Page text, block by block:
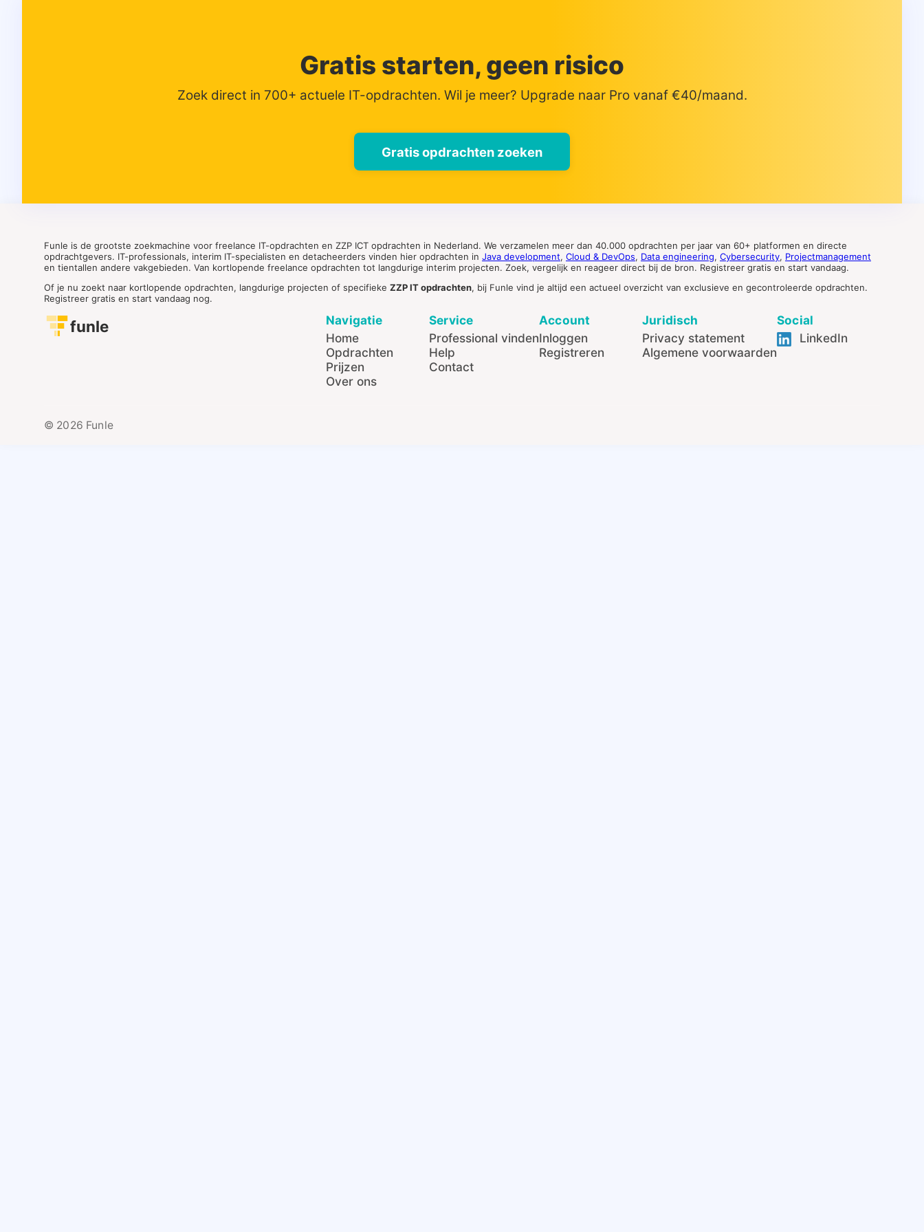
Gratis starten, geen risico
Zoek direct in 700+ actuele IT-opdrachten. Wil je meer? Upgrade naar Pro vanaf €40/maand.
Gratis opdrachten zoeken
Funle is de grootste zoekmachine voor freelance IT-opdrachten en ZZP ICT opdrachten in Nederland. We verzamelen meer dan 40.000 opdrachten per jaar van 60+ platformen en directe
opdrachtgevers. IT-professionals, interim IT-specialisten en detacheerders vinden hier opdrachten in Java development, Cloud & DevOps, Data engineering, Cybersecurity, Projectmanagement
en tientallen andere vakgebieden. Van kortlopende freelance opdrachten tot langdurige interim projecten. Zoek, vergelijk en reageer direct bij de bron. Registreer gratis en start vandaag.
Of je nu zoekt naar kortlopende opdrachten, langdurige projecten of specifieke ZZP IT opdrachten, bij Funle vind je altijd een actueel overzicht van exclusieve en gecontroleerde opdrachten.
Registreer gratis en start vandaag nog.
funle
Navigatie
Home
Opdrachten
Prijzen
Over ons
Service
Professional vinden
Help
Contact
Account
Inloggen
Registreren
Juridisch
Privacy statement
Algemene voorwaarden
Social
LinkedIn
© 2026 Funle